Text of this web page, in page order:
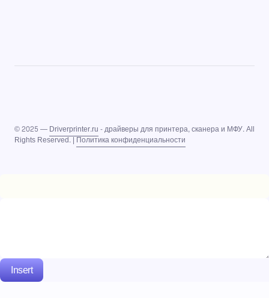
© 2025 —Driverprinter.ru- драйверы для принтера, сканера и МФУ. All
Rights Reserved. |Политика конфиденциальности
Insert